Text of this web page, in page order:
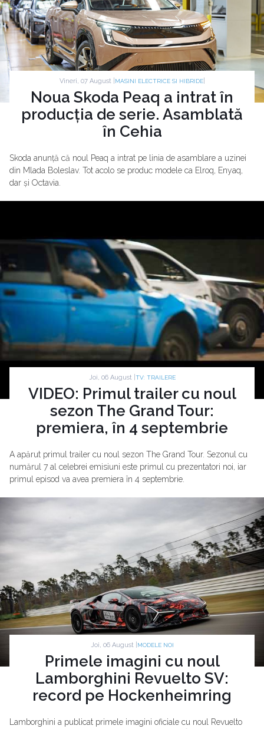
Vineri, 07 August | MASINI ELECTRICE SI HIBRIDE|
Noua Skoda Peaq a intrat în
producția de serie. Asamblată
în Cehia
Skoda anunță că noul Peaq a intrat pe linia de asamblare a uzinei
din Mlada Boleslav. Tot acolo se produc modele ca Elroq, Enyaq,
dar și Octavia.
Joi, 06 August | TV: TRAILERE
VIDEO: Primul trailer cu noul
sezon The Grand Tour:
premiera, în 4 septembrie
A apărut primul trailer cu noul sezon The Grand Tour. Sezonul cu
numărul 7 al celebrei emisiuni este primul cu prezentatori noi, iar
primul episod va avea premiera în 4 septembrie.
Joi, 06 August | MODELE NOI
Primele imagini cu noul
Lamborghini Revuelto SV:
record pe Hockenheimring
Lamborghini a publicat primele imagini oficiale cu noul Revuelto